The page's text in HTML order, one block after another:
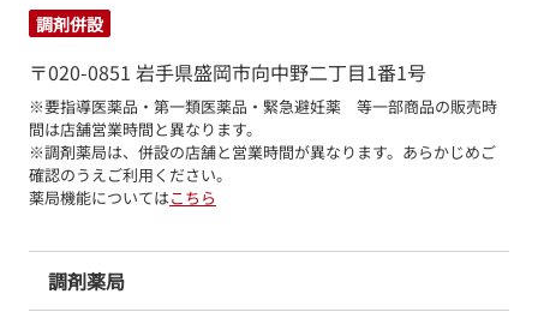
調剤併設
〒020-0851 岩手県盛岡市向中野二丁目1番1号
※要指導医薬品・第一類医薬品・緊急避妊薬　等一部商品の販売時
間は店舗営業時間と異なります。
※調剤薬局は、併設の店舗と営業時間が異なります。あらかじめご
確認のうえご利用ください。
薬局機能についてはこちら
調剤薬局